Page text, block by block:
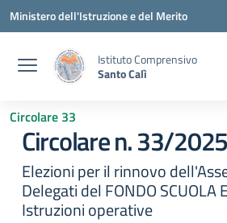
Vai ai contenuti
Vai al menu di navigazione
Vai al footer
Ministero dell'Istruzione e del Merito
Istituto Comprensivo
Santo Calì
Circolare 33
Circolare n. 33/2025
Elezioni per il rinnovo
Delegati del FONDO SCUOLA
Istruzioni operative